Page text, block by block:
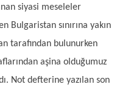
siyasi meseleler
Bulgaristan sınırına yakın
tarafından bulunurken
aşina olduğumuz
Not defterine yazılan son